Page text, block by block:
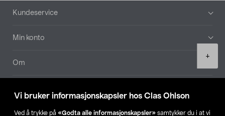
Vi bruker informasjonskapsler hos Clas Ohlson
Ved å trykke på «Godta alle informasjonskapsler» samtykker du i at vi
+
Bunntekst
Kundeservice
Min konto
Om
Våre selskaper